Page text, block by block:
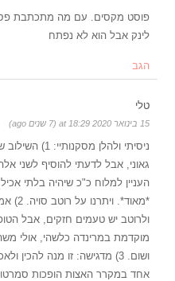
פוסט מקסים. עם מה מתכתבת
לינק אבל הוא לא נפתח
הגב
טלי
15 בינואר 2020 at 18:29 (7 שנים ago)
ניסיתי ולהלן
גאוני, אבל לדעתי להוסיף לשני
העניין למלוח כ"כ שיהיה בלתי
*מאוד*.
ולרוטב יש טעמים חזקים, אבל
מוקדמת במרינדה כלשהי, אולי
ושום. 3) מדגישה: זו מנה להכין
אחד במקרר האצות הופכות